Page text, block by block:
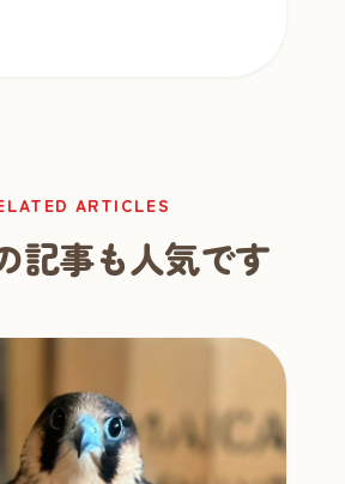
ARTICLES
記事も人気です